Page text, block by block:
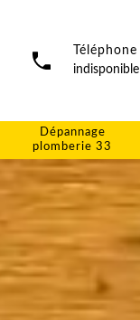
Téléphone
indisponible
Dépannage
plomberie 33